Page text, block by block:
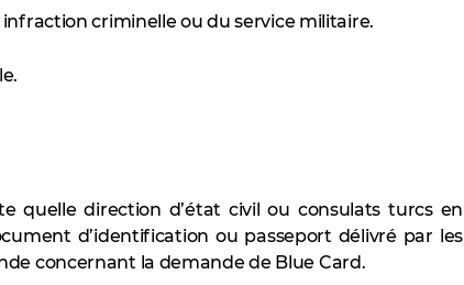
criminelle ou du service militaire.
quelle direction d’état civil ou consulats turcs en
d’identification ou passeport délivré par les
concernant la demande de Blue Card.